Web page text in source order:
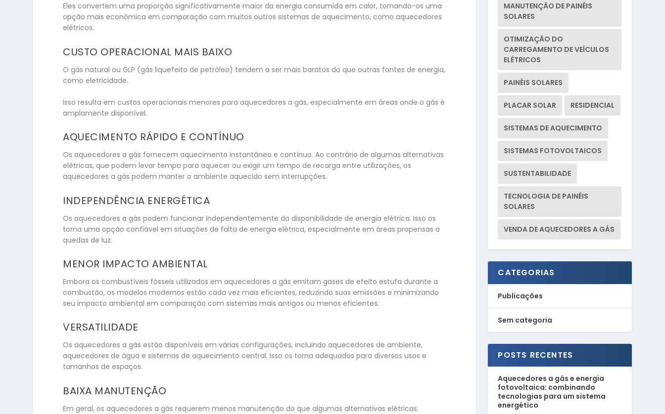
Eles convertem uma proporção significativamente maior da energia consumida em calor, tornando-os uma
opção mais econômica em comparação com muitos outros sistemas de aquecimento, como aquecedores
elétricos.
CUSTO OPERACIONAL MAIS BAIXO
O gás natural ou GLP (gás liquefeito de petróleo) tendem a ser mais baratos do que outras fontes de energia,
como eletricidade.
Isso resulta em custos operacionais menores para aquecedores a gás, especialmente em áreas onde o gás é
amplamente disponível.
AQUECIMENTO RÁPIDO E CONTÍNUO
Os aquecedores a gás fornecem aquecimento instantâneo e contínuo. Ao contrário de algumas alternativas
elétricas, que podem levar tempo para aquecer ou exigir um tempo de recarga entre utilizações, os
aquecedores a gás podem manter o ambiente aquecido sem interrupções.
INDEPENDÊNCIA ENERGÉTICA
Os aquecedores a gás podem funcionar independentemente da disponibilidade de energia elétrica. Isso os
torna uma opção confiável em situações de falta de energia elétrica, especialmente em áreas propensas a
quedas de luz.
MENOR IMPACTO AMBIENTAL
Embora os combustíveis fósseis utilizados em aquecedores a gás emitam gases de efeito estufa durante a
combustão, os modelos modernos estão cada vez mais eficientes, reduzindo suas emissões e minimizando
seu impacto ambiental em comparação com sistemas mais antigos ou menos eficientes.
VERSATILIDADE
Os aquecedores a gás estão disponíveis em várias configurações, incluindo aquecedores de ambiente,
aquecedores de água e sistemas de aquecimento central. Isso os torna adequados para diversos usos e
tamanhos de espaços.
BAIXA MANUTENÇÃO
Em geral, os aquecedores a gás requerem menos manutenção do que algumas alternativas elétricas.
MANUTENÇÃO DE PAINÉIS
SOLARES
OTIMIZAÇÃO DO
CARREGAMENTO DE VEÍCULOS
ELÉTRICOS
PAINÉIS SOLARES
PLACAR SOLAR RESIDENCIAL
SISTEMAS DE AQUECIMENTO
SISTEMAS FOTOVOLTAICOS
SUSTENTABILIDADE
TECNOLOGIA DE PAINÉIS
SOLARES
VENDA DE AQUECEDORES A GÁS
CATEGORIAS
Publicações
Sem categoria
POSTS RECENTES
Aquecedores a gás e energia
fotovoltaica: combinando
tecnologias para um sistema
energético